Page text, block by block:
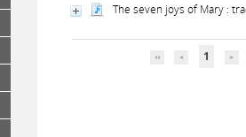
The seven joys of Mary :
1